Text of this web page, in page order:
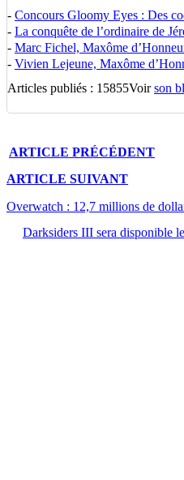
- Concours Gloomy Eyes : Des
- La conquête de l’ordinaire de
- Marc Fichel, Maxôme
- Vivien Lejeune, Maxôme
Articles publiés : 15855Voirson
ARTICLE PRÉCÉDENT
ARTICLE SUIVANT
Overwatch : 12,7 millions de
Darksiders III sera disponible